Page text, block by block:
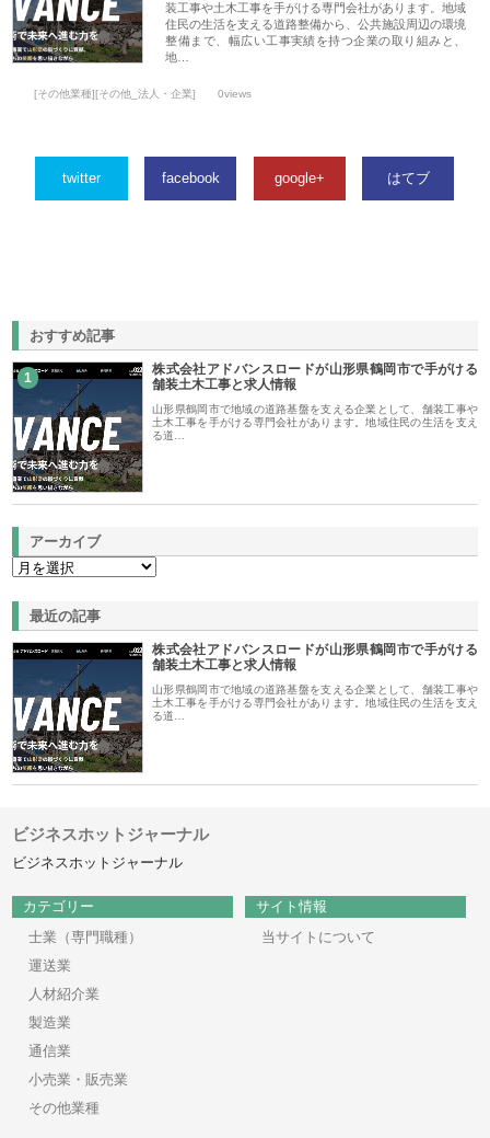
装工事や土木工事を手がける専門会社があります。地域
住民の生活を支える道路整備から、公共施設周辺の環境
整備まで、幅広い工事実績を持つ企業の取り組みと、
地…
[その他業種][その他_法人・企業] 0views
twitter facebook google+ はてブ
おすすめ記事
1
株式会社アドバンスロードが山形県鶴岡市で手がける
舗装土木工事と求人情報
山形県鶴岡市で地域の道路基盤を支える企業として、舗装工事や
土木工事を手がける専門会社があります。地域住民の生活を支え
る道…
アーカイブ
最近の記事
株式会社アドバンスロードが山形県鶴岡市で手がける
舗装土木工事と求人情報
山形県鶴岡市で地域の道路基盤を支える企業として、舗装工事や
土木工事を手がける専門会社があります。地域住民の生活を支え
る道…
ビジネスホットジャーナル
ビジネスホットジャーナル
カテゴリー
士業（専門職種）
運送業
人材紹介業
製造業
通信業
小売業・販売業
その他業種
サイト情報
当サイトについて